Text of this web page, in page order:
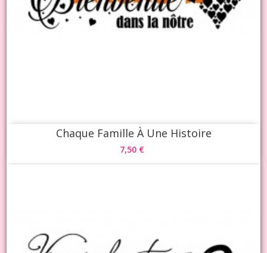
Chaque Famille À Une Histoire
7,50 €